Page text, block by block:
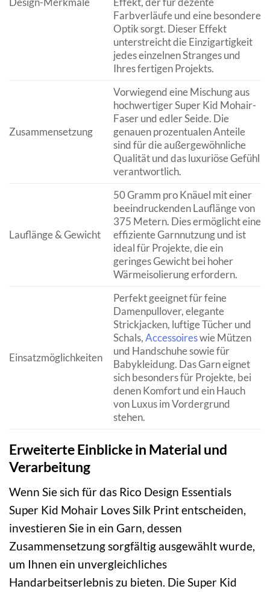
Farbverläufe und eine besondere
Optik sorgt. Dieser Effekt
unterstreicht die Einzigartigkeit
jedes einzelnen Stranges und
Ihres fertigen Projekts.
Zusammensetzung
Vorwiegend eine Mischung aus
hochwertiger Super Kid Mohair-
Faser und edler Seide. Die
genauen prozentualen Anteile
sind für die außergewöhnliche
Qualität und das luxuriöse Gefühl
verantwortlich.
Lauflänge & Gewicht
50 Gramm pro Knäuel mit einer
beeindruckenden Lauflänge von
375 Metern. Dies ermöglicht eine
effiziente Garnnutzung und ist
ideal für Projekte, die ein
geringes Gewicht bei hoher
Wärmeisolierung erfordern.
Einsatzmöglichkeiten
Perfekt geeignet für feine
Damenpullover, elegante
Strickjacken, luftige Tücher und
Schals,Accessoireswie Mützen
und Handschuhe sowie für
Babykleidung. Das Garn eignet
sich besonders für Projekte, bei
denen Komfort und ein Hauch
von Luxus im Vordergrund
stehen.
Erweiterte Einblicke in Material und
Verarbeitung
Wenn Sie sich für das Rico Design Essentials
Super Kid Mohair Loves Silk Print entscheiden,
investieren Sie in ein Garn, dessen
Zusammensetzung sorgfältig ausgewählt wurde,
um Ihnen ein unvergleichliches
Handarbeitserlebnis zu bieten. Die Super Kid